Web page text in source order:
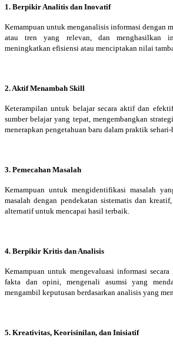
1. Berpikir Analitis dan Inovatif
Kemampuan untuk menganalisis informasi dengan
atau tren yang relevan, dan menghasilkan
meningkatkan efisiensi atau menciptakan nilai
2. Aktif Menambah Skill
Keterampilan untuk belajar secara aktif dan
sumber belajar yang tepat, mengembangkan
menerapkan pengetahuan baru dalam praktik sehari-
3. Pemecahan Masalah
Kemampuan untuk mengidentifikasi masalah
masalah dengan pendekatan sistematis dan
alternatif untuk mencapai hasil terbaik.
4. Berpikir Kritis dan Analisis
Kemampuan untuk mengevaluasi informasi
fakta dan opini, mengenali asumsi yang
mengambil keputusan berdasarkan analisis yang
5. Kreativitas, Keorisinilan, dan Inisiatif